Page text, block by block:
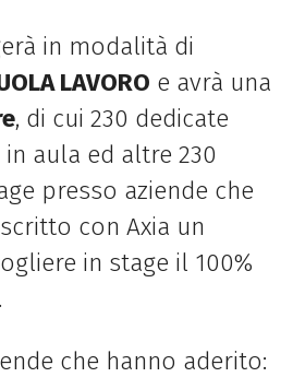
in modalità di
LAVORO e avrà una
, di cui 230 dedicate
aula ed altre 230
presso aziende che
con Axia un
in stage il 100%
che hanno aderito: